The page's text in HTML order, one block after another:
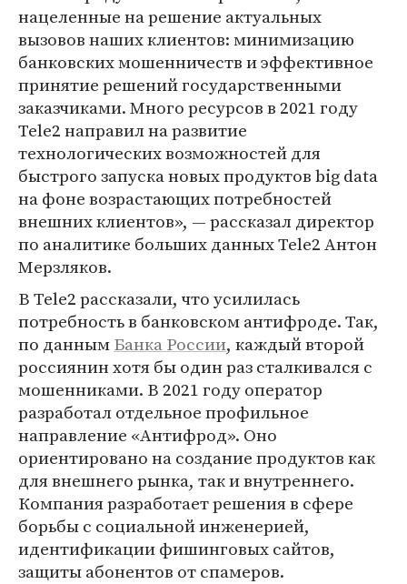
нацеленные на решение актуальных
вызовов наших клиентов: минимизацию
банковских мошенничеств и эффективное
принятие решений государственными
заказчиками. Много ресурсов в 2021 году
Tele2 направил на развитие
технологических возможностей для
быстрого запуска новых продуктов big data
на фоне возрастающих потребностей
внешних клиентов», — рассказал директор
по аналитике больших данных Tele2 Антон
Мерзляков.
В Tele2 рассказали, что усилилась
потребность в банковском антифроде. Так,
по даннымБанка России, каждый второй
россиянин хотя бы один раз сталкивался с
мошенниками. В 2021 году оператор
разработал отдельное профильное
направление «Антифрод». Оно
ориентировано на создание продуктов как
для внешнего рынка, так и внутреннего.
Компания разработает решения в сфере
борьбы с социальной инженерией,
идентификации фишинговых сайтов,
защиты абонентов от спамеров.